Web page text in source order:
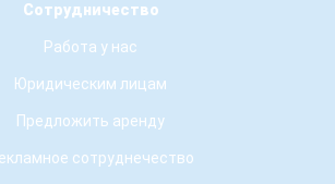
Сотрудничество
Работа у нас
Юридическим лицам
Предложить аренду
сотруднечество